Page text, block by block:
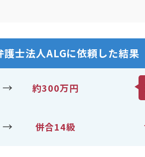
護士法人ALGに依頼した結果
→ 約300万円
→ 併合14級